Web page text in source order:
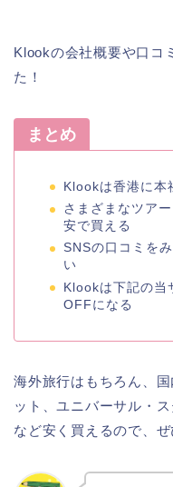
Klookの会社概要や口コ
た！
まとめ
Klookは香港に本
さまざまなツア
安で買える
SNSの口コミを
い
Klookは下記の当
OFFになる
海外旅行はもちろん、
ット、 ユニバーサル・
など安く買えるので、